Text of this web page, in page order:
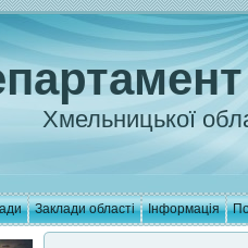
Хмельницької
Заклади області Інформація